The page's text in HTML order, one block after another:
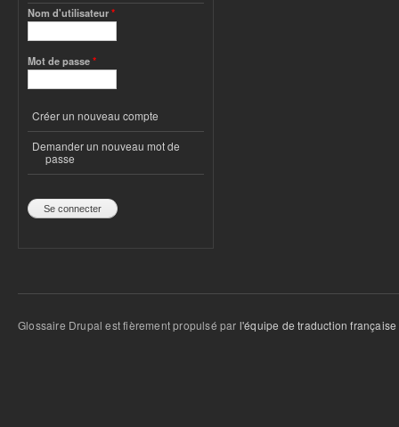
Nom d'utilisateur*
Mot de passe*
Créer un nouveau compte
Demander un nouveau mot de
passe
Glossaire Drupal est fièrement propulsé par l'équipe de traduction française